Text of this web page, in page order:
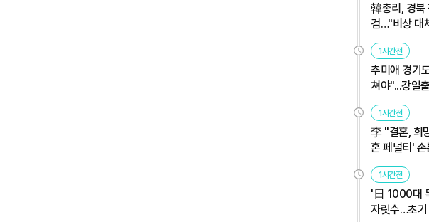
韓총리, 경북
검…"비상 대
1시간전
추미애 경기
쳐야"...강일
1시간전
李 "결혼, 희
혼 페널티' 손
1시간전
'日 1000대
자릿수…초기